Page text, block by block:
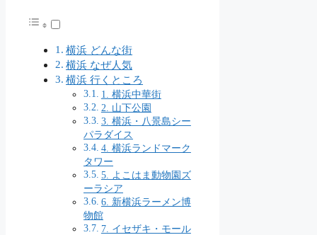
横浜 どんな街
横浜 なぜ人気
横浜 行くところ
1. 横浜中華街
2. 山下公園
3. 横浜・八景島シー
パラダイス
4. 横浜ランドマーク
タワー
5. よこはま動物園ズ
ーラシア
6. 新横浜ラーメン博
物館
7. イセザキ・モール